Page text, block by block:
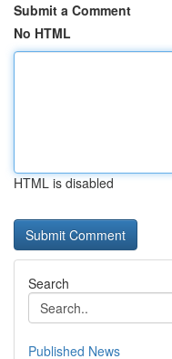
Submit a Comment
No HTML
HTML is disabled
Search
Published News